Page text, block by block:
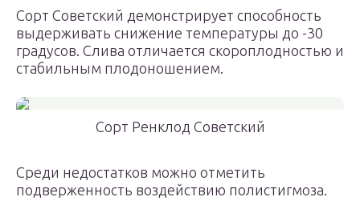
Сорт Советский демонстрирует способность
выдерживать снижение температуры до -30
градусов. Слива отличается скороплодностью и
стабильным плодоношением.
Сорт Ренклод Советский
Среди недостатков можно отметить
подверженность воздействию полистигмоза.